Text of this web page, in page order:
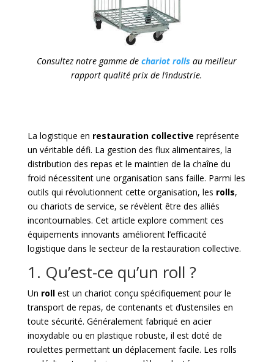
Consultez notre gamme dechariot rolls au meilleur
rapport qualité prix de l’industrie.
La logistique en restauration collective représente
un véritable défi. La gestion des flux alimentaires, la
distribution des repas et le maintien de la chaîne du
froid nécessitent une organisation sans faille. Parmi les
outils qui révolutionnent cette organisation, les rolls,
ou chariots de service, se révèlent être des alliés
incontournables. Cet article explore comment ces
équipements innovants améliorent l’efficacité
logistique dans le secteur de la restauration collective.
1. Qu’est-ce qu’un roll ?
Un rollest un chariot conçu spécifiquement pour le
transport de repas, de contenants et d’ustensiles en
toute sécurité. Généralement fabriqué en acier
inoxydable ou en plastique robuste, il est doté de
roulettes permettant un déplacement facile. Les rolls